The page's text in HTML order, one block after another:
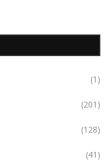
(1)
(201)
(128)
(41)